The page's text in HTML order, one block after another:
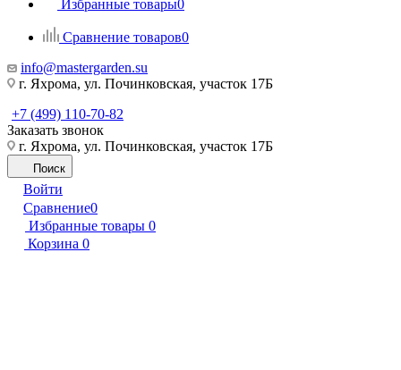
Избранные товары0
Сравнение товаров0
info@mastergarden.su
г. Яхрома, ул. Починковская, участок 17Б
+7 (499) 110-70-82
Заказать звонок
г. Яхрома, ул. Починковская, участок 17Б
Поиск
Войти
Сравнение0
Избранные товары 0
Корзина 0